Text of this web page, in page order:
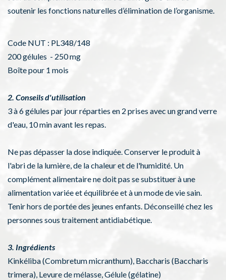
soutenir les fonctions naturelles d’élimination de l’organisme.
Code NUT : PL348/148
200 gélules - 250 mg
Boîte pour 1 mois
2. Conseils d'utilisation
3 à 6 gélules par jour réparties en 2 prises avec un grand verre
d'eau, 10 min avant les repas.
Ne pas dépasser la dose indiquée. Conserver le produit à
l'abri de la lumière, de la chaleur et de l'humidité. Un
complément alimentaire ne doit pas se substituer à une
alimentation variée et équilibrée et à un mode de vie sain.
Tenir hors de portée des jeunes enfants. Déconseillé chez les
personnes sous traitement antidiabétique.
3. Ingrédients
Kinkéliba (Combretum micranthum), Baccharis (Baccharis
trimera), Levure de mélasse, Gélule (gélatine)